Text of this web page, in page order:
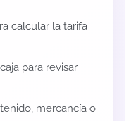
calcular la tarifa
para revisar
mercancía o